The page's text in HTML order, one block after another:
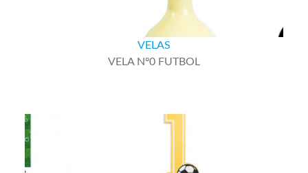
VELAS
VELA Nº0 FUTBOL